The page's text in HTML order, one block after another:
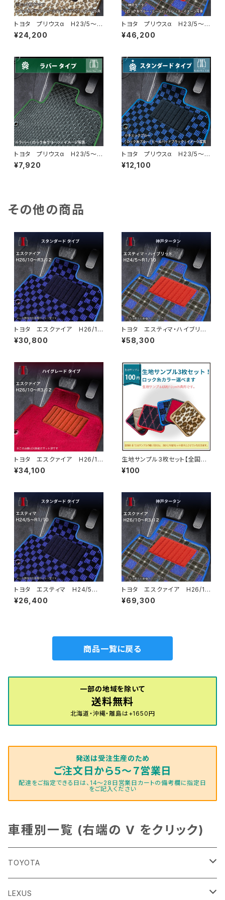
トヨタ プリウスα H23/5〜R
3/3 40系 7人乗り フロア
マット一式 カーマット スペシ
¥24,200
トヨタ プリウスα H23/5〜R
3/3 40系 7人乗り フロア
マット一式 カーマット 神戸タ
¥46,200
トヨタ プリウスα H23/5〜R
3/3 40系 5人乗り フロア
マット一式 カーマット 防水
¥7,920
トヨタ プリウスα H23/5〜R
3/3 40系 5人乗り フロア
マット一式 カーマット スタン
¥12,100
その他の商品
トヨタ エスクァイア H26/1
0〜R3/12 80系 フロアマッ
ト一式 カーマット スタンダー
¥30,800
トヨタ エスティマ・ハイブリッ
ド H24/5〜R1/10（後期） 20
系 フロアマット一式 カーマッ
¥58,300
トヨタ エスクァイア H26/1
0〜R3/12 80系 フロアマッ
ト一式 カーマット ハイグレー
¥34,100
生地サンプル3枚セット【全国一
律送料無料】ネコポス便で発送
¥100
トヨタ エスティマ H24/5〜R
1/10（後期） 50系 フロアマッ
ト一式 カーマット スタンダー
¥26,400
トヨタ エスクァイア H26/1
0〜R3/12 80系 フロアマッ
ト一式 カーマット 神戸タータ
¥69,300
商品一覧に戻る
一部の地域を除いて
送料無料
北海道・沖縄・離島は+1650円
発送は受注生産のため
ご注文日から５～７営業日
配達をご指定できる日は、14～28日営業日カートの備考欄に指定日
をご記入ください
車種別一覧 (右端の V をクリック)
TOYOTA
86
LEXUS